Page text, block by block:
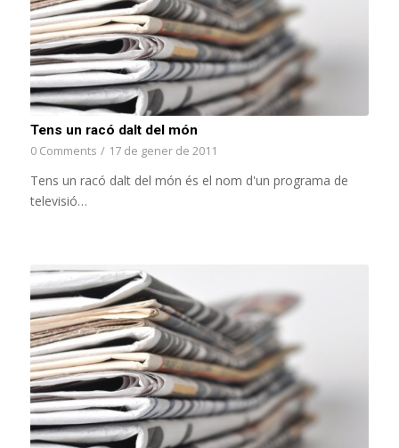
Tens un racó dalt del món
0 Comments / 17 de gener de 2011
Tens un racó dalt del món és el nom d'un programa de
televisió…